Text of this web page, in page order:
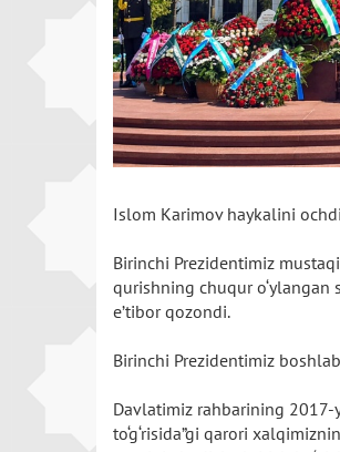
Islom Karimov haykalini
Birinchi Prezidentimiz
qurishning chuqur
e’tibor qozondi.
Birinchi Prezidentimiz
Davlatimiz rahbarining 2017-
to‘g‘risida”gi qarori